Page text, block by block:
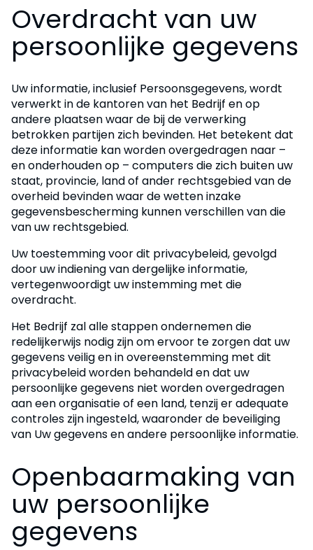
Overdracht van uw
persoonlijke gegevens
Uw informatie, inclusief Persoonsgegevens, wordt
verwerkt in de kantoren van het Bedrijf en op
andere plaatsen waar de bij de verwerking
betrokken partijen zich bevinden. Het betekent dat
deze informatie kan worden overgedragen naar –
en onderhouden op – computers die zich buiten uw
staat, provincie, land of ander rechtsgebied van de
overheid bevinden waar de wetten inzake
gegevensbescherming kunnen verschillen van die
van uw rechtsgebied.
Uw toestemming voor dit privacybeleid, gevolgd
door uw indiening van dergelijke informatie,
vertegenwoordigt uw instemming met die
overdracht.
Het Bedrijf zal alle stappen ondernemen die
redelijkerwijs nodig zijn om ervoor te zorgen dat uw
gegevens veilig en in overeenstemming met dit
privacybeleid worden behandeld en dat uw
persoonlijke gegevens niet worden overgedragen
aan een organisatie of een land, tenzij er adequate
controles zijn ingesteld, waaronder de beveiliging
van Uw gegevens en andere persoonlijke informatie.
Openbaarmaking van
uw persoonlijke
gegevens